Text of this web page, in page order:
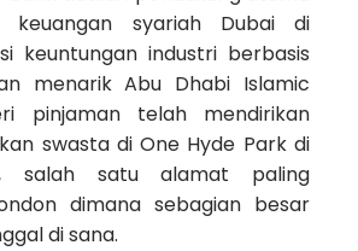
keuangan syariah Dubai di
keuntungan industri berbasis
menarik Abu Dhabi Islamic
pinjaman telah mendirikan
swasta di One Hyde Park di
salah satu alamat paling
dimana sebagian besar
di sana.